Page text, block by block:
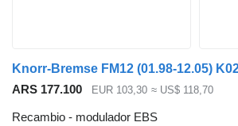
ARS 177.100 EUR 103,30 ≈ US$ 118,70
Recambio - modulador EBS